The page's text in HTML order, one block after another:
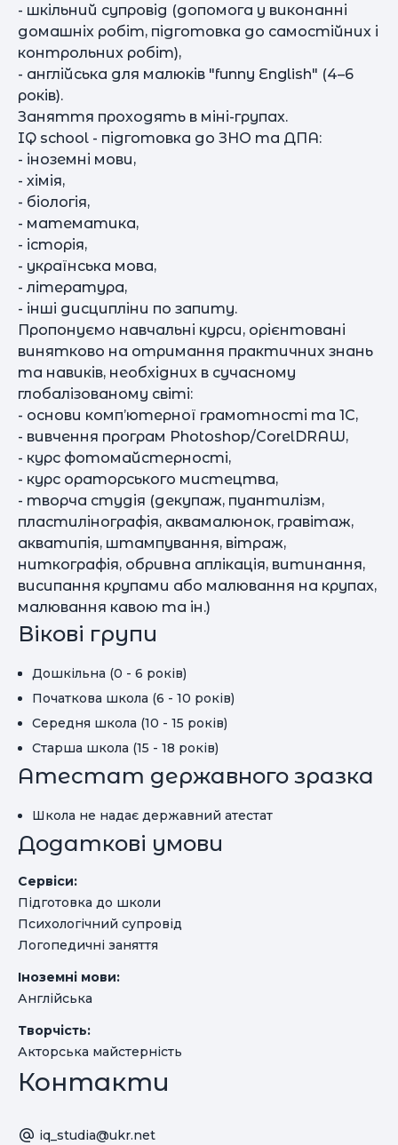
- шкільний супровід (допомога у виконанні
домашніх робіт, підготовка до самостійних і
контрольних робіт),
- англійська для малюків "funny English" (4–6
років).
Заняття проходять в міні-групах.
IQ school - підготовка до ЗНО та ДПА:
- іноземні мови,
- хімія,
- біологія,
- математика,
- історія,
- українська мова,
- література,
- інші дисципліни по запиту.
Пропонуємо навчальні курси, орієнтовані
винятково на отримання практичних знань
та навиків, необхідних в сучасному
глобалізованому світі:
- основи комп’ютерної грамотності та 1С,
- вивчення програм Photoshop/CorelDRAW,
- курс фотомайстерності,
- курс ораторського мистецтва,
- творча студія (декупаж, пуантилізм,
пластилінографія, аквамалюнок, гравітаж,
акватипія, штампування, вітраж,
ниткографія, обривна аплікація, витинання,
висипання крупами або малювання на крупах,
малювання кавою та ін.)
Вікові групи
Дошкільна (0 - 6 років)
Початкова школа (6 - 10 років)
Середня школа (10 - 15 років)
Старша школа (15 - 18 років)
Атестат державного зразка
Школа не надає державний атестат
Додаткові умови
Сервіси:
Підготовка до школи
Психологічний супровід
Логопедичні заняття
Іноземні мови:
Англійська
Творчість:
Акторська майстерність
Контакти
iq_studia@ukr.net